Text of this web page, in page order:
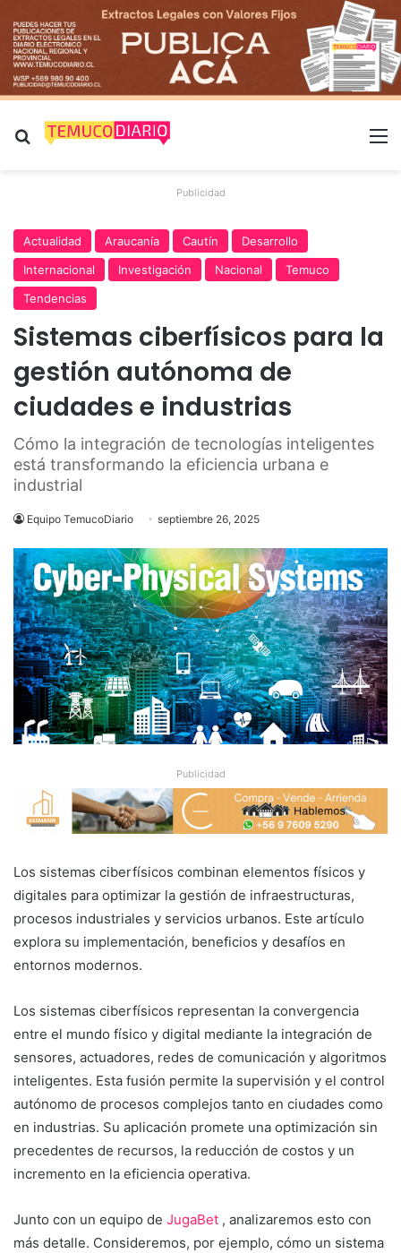
Buscar por
Publicidad
Actualidad Araucanía Cautín
Desarrollo
Internacional
Investigación Nacional
Temuco
Tendencias
Sistemas ciberfísicos para la
gestión autónoma de
ciudades e industrias
Cómo la integración de tecnologías inteligentes
está transformando la eficiencia urbana e
industrial
Equipo TemucoDiario septiembre 26, 2025
Publicidad
Los sistemas ciberfísicos combinan elementos físicos y
digitales para optimizar la gestión de infraestructuras,
procesos industriales y servicios urbanos. Este artículo
explora su implementación, beneficios y desafíos en
entornos modernos.
Los sistemas ciberfísicos representan la convergencia
entre el mundo físico y digital mediante la integración de
sensores, actuadores, redes de comunicación y algoritmos
inteligentes. Esta fusión permite la supervisión y el control
autónomo de procesos complejos tanto en ciudades como
en industrias. Su aplicación promete una optimización sin
precedentes de recursos, la reducción de costos y un
incremento en la eficiencia operativa.
Junto con un equipo de JugaBet , analizaremos esto con
más detalle. Consideremos, por ejemplo, cómo un sistema